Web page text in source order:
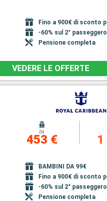
Fino a 900€ di sconto
-60% sul 2° passeggero
Pensione completa
VEDERE LE OFFERTE
da
453 €
BAMBINI DA 99€
Fino a 900€ di sconto
-60% sul 2° passeggero
Pensione completa